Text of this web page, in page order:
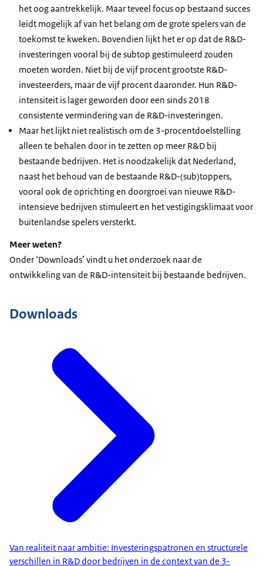
het oog aantrekkelijk. Maar teveel focus op bestaand succes
leidt mogelijk af van het belang om de grote spelers van de
toekomst te kweken. Bovendien lijkt het er op dat de R&D-
investeringen vooral bij de subtop gestimuleerd zouden
moeten worden. Niet bij de vijf procent grootste R&D-
investeerders, maar de vijf procent daaronder. Hun R&D-
intensiteit is lager geworden door een sinds 2018
consistente vermindering van de R&D-investeringen.
Maar het lijkt niet realistisch om de 3-procentdoelstelling
alleen te behalen door in te zetten op meer R&D bij
bestaande bedrijven. Het is noodzakelijk dat Nederland,
naast het behoud van de bestaande R&D-(sub)toppers,
vooral ook de oprichting en doorgroei van nieuwe R&D-
intensieve bedrijven stimuleert en het vestigingsklimaat voor
buitenlandse spelers versterkt.
Meer weten?
Onder ‘Downloads’ vindt u het onderzoek naar de
ontwikkeling van de R&D-intensiteit bij bestaande bedrijven.
Downloads
Van realiteit naar ambitie: Investeringspatronen en structurele
verschillen in R&D door bedrijven in de context van de 3-